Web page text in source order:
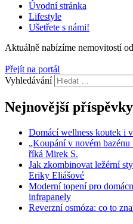
Úvodní stránka
Lifestyle
Ušetřete s námi!
Aktuálně nabízíme nemovitostí od
Přejít na portál
Vyhledávání
Nejnovější příspěvky
Domácí wellness koutek i
„Koupání v novém
říká Mirek S.
Jak zkombinovat ležérní
Eriky Eliášové
Moderní topení pro
infrapanely
Reverzní osmóza: co to